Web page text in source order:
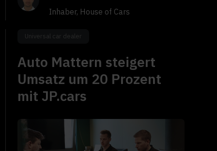
Inhaber, House of Cars
Universal car dealer
Auto Mattern steigert
Umsatz um 20 Prozent
mit JP.cars